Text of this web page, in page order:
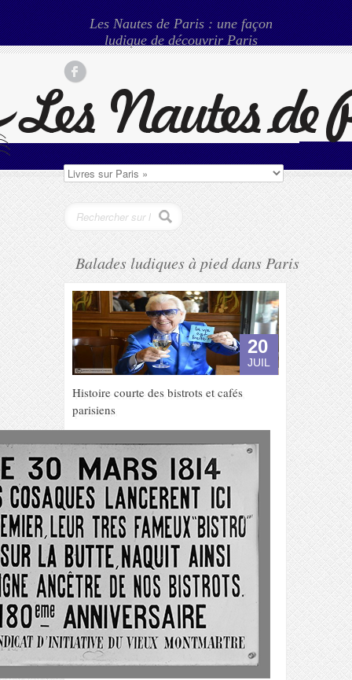
Les Nautes de Paris : une façon
ludique de découvrir Paris
Balades ludiques à pied dans Paris
20
JUIL
Histoire courte des bistrots et cafés
parisiens